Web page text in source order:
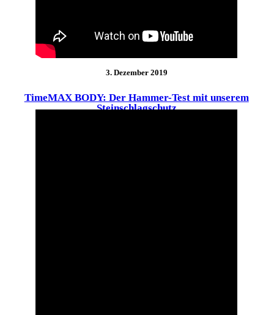
3. Dezember 2019
TimeMAX BODY: Der Hammer-Test mit unserem
Steinschlagschutz